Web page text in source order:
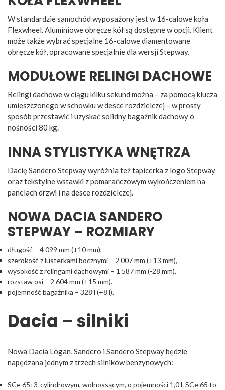
W standardzie samochód wyposażony jest w 16-calowe koła
Flexwheel. Aluminiowe obręcze kół są dostępne w opcji. Klient
może także wybrać specjalne 16-calowe diamentowane
obręcze kół, opracowane specjalnie dla wersji Stepway.
MODUŁOWE RELINGI DACHOWE
Relingi dachowe w ciągu kilku sekund można – za pomocą klucza
umieszczonego w schowku w desce rozdzielczej – w prosty
sposób przestawić i uzyskać solidny bagażnik dachowy o
nośności 80 kg.
INNA STYLISTYKA WNĘTRZA
Dacię Sandero Stepway wyróżnia też tapicerka z logo Stepway
oraz tekstylne wstawki z pomarańczowym wykończeniem na
panelach drzwi i na desce rozdzielczej.
NOWA DACIA SANDERO
STEPWAY – ROZMIARY
długość – 4 099 mm (+10 mm),
szerokość z lusterkami bocznymi – 2 007 mm (+13 mm),
wysokość z relingami dachowymi – 1 587 mm (-28 mm),
rozstaw osi – 2 604 mm (+15 mm).
pojemność bagażnika – 328 l (+8 l).
Dacia – silniki
Nowa Dacia Logan, Sandero i Sandero Stepway będzie
napędzana jednym z trzech silników benzynowych:
SCe 65: 3-cylindrowym, wolnossącym, o pojemności 1,0 l. SCe 65 to